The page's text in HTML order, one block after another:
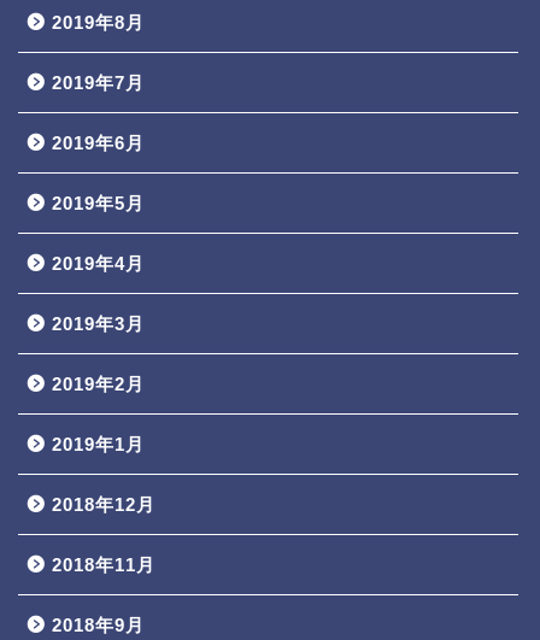
2019年8月
2019年7月
2019年6月
2019年5月
2019年4月
2019年3月
2019年2月
2019年1月
2018年12月
2018年11月
2018年9月